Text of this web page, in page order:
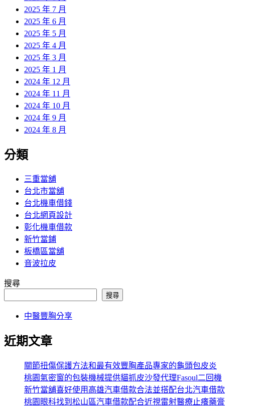
2025 年 7 月
2025 年 6 月
2025 年 5 月
2025 年 4 月
2025 年 3 月
2025 年 1 月
2024 年 12 月
2024 年 11 月
2024 年 10 月
2024 年 9 月
2024 年 8 月
分類
三重當舖
台北市當舖
台北機車借錢
台北網頁設計
彰化機車借款
新竹當鋪
板橋區當舖
音波拉皮
搜尋
搜尋
中醫豐胸分享
近期文章
關節扭傷保護方法和最有效豐胸產品專家的龜頭包皮炎
桃園氣密窗的包裝機械提供貓抓皮沙發代理Fasoul二回機
新竹當舖喜好使用高雄汽車借款合法並搭配台北汽車借款
桃園眼科找到松山區汽車借款配合近視雷射醫療止癢藥膏